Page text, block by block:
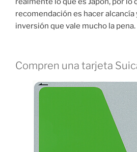
recomendación es hacer alcancía
inversión que vale mucho la pena.
Compren una tarjeta